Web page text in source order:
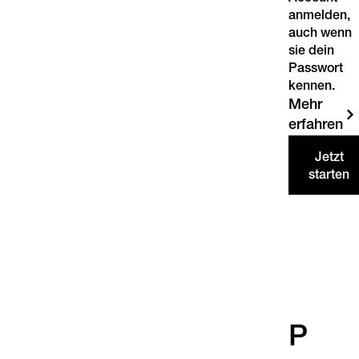
anmelden,
auch wenn
sie dein
Passwort
kennen.
Mehr
erfahren
Jetzt
starten
P